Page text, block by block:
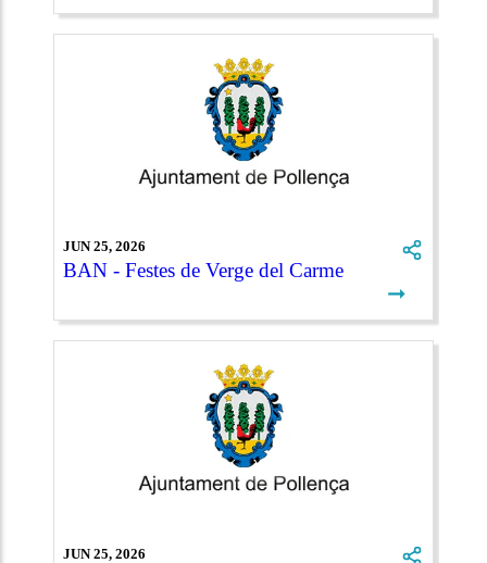
JUN 25, 2026
BAN - Festes de Verge del Carme
➞
JUN 25, 2026